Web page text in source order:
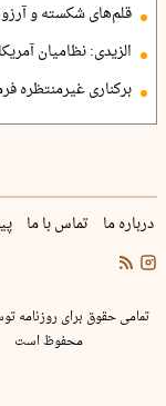
قلم‌های شکسته و
الزیدی: نظامیان آمریکا 30 سپتامبر از عراق خارج می‌شوند
برکناری غیرمنتظره
درباره ما تماس با ما
تمامی حقوق برای روزنامه
محفوظ است